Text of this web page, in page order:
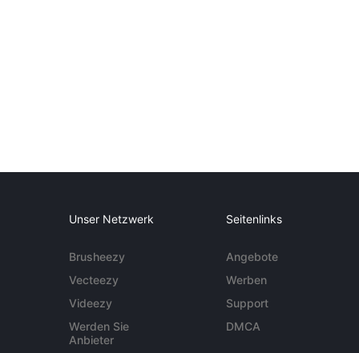
Unser Netzwerk
Brusheezy
Vecteezy
Videezy
Werden Sie
Anbieter
Seitenlinks
Angebote
Werben
Support
DMCA